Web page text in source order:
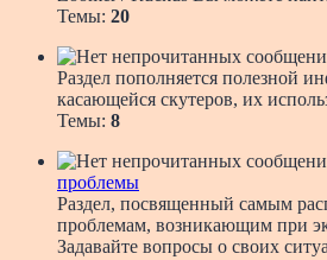
Темы: 20
Раздел пополняется полезной
касающейся скутеров, их
Темы: 8
проблемы
Раздел, посвященный самым
проблемам, возникающим при
Задавайте вопросы о своих